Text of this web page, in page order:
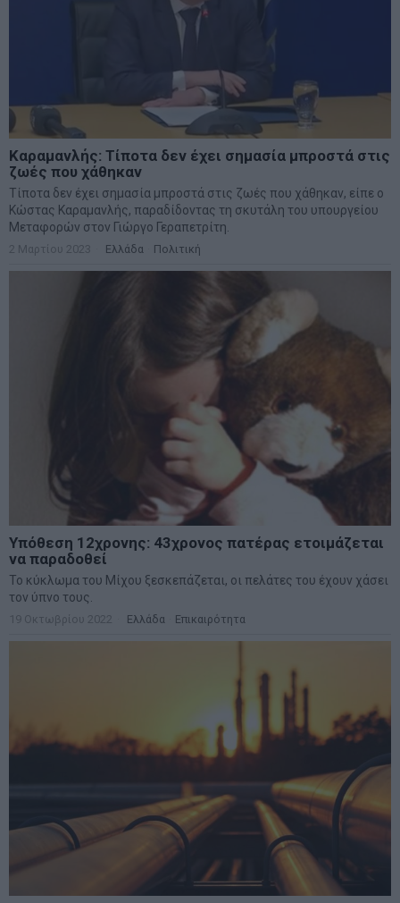
Καραμανλής: Τίποτα δεν έχει σημασία μπροστά στις
ζωές που χάθηκαν
Τίποτα δεν έχει σημασία μπροστά στις ζωές που χάθηκαν, είπε ο
Κώστας Καραμανλής, παραδίδοντας τη σκυτάλη του υπουργείου
Μεταφορών στον Γιώργο Γεραπετρίτη.
2 Μαρτίου 2023 Ελλάδα Πολιτική
Υπόθεση 12χρονης: 43χρονος πατέρας ετοιμάζεται
να παραδοθεί
Το κύκλωμα του Μίχου ξεσκεπάζεται, οι πελάτες του έχουν χάσει
τον ύπνο τους.
19 Οκτωβρίου 2022 Ελλάδα Επικαιρότητα